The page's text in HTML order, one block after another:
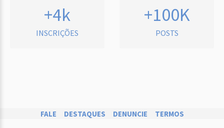
+4k
INSCRIÇÕES
+100K
POSTS
FALE DESTAQUES DENUNCIE TERMOS